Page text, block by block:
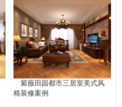
紫薇田园都市三居室美式风
格装修案例